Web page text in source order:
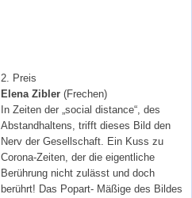
2. Preis
Elena Zibler(Frechen)
In Zeiten der „social distance“, des
Abstandhaltens, trifft dieses Bild den
Nerv der Gesellschaft. Ein Kuss zu
Corona-Zeiten, der die eigentliche
Berührung nicht zulässt und doch
berührt! Das Popart- Mäßige des Bildes